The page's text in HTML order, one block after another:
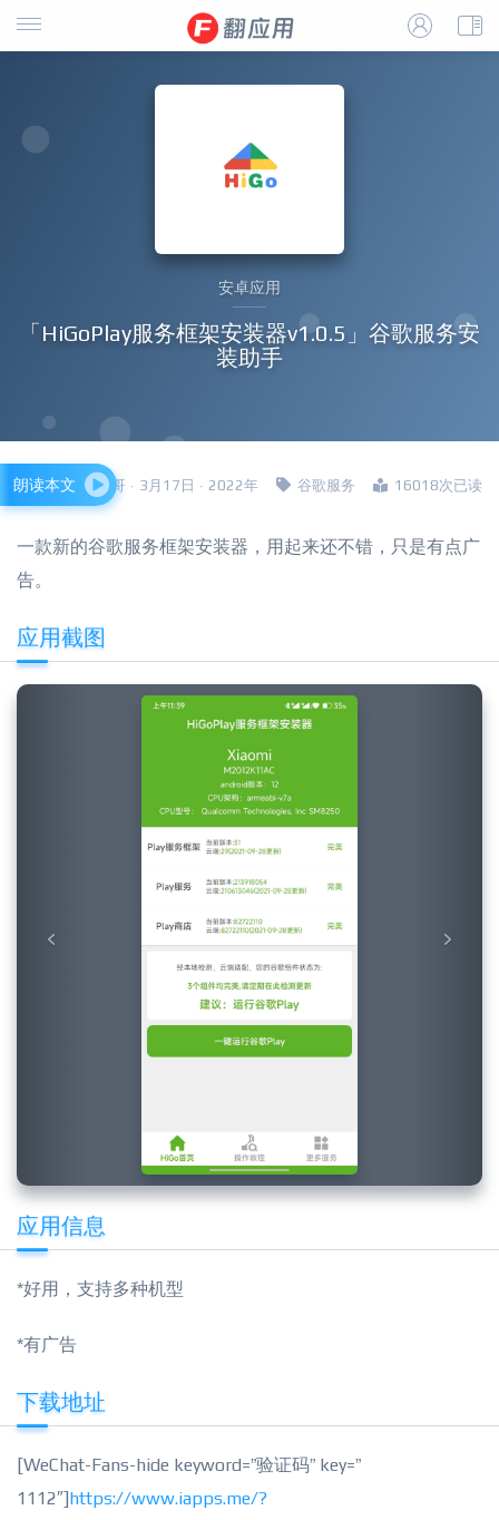
安卓应用
「HiGoPlay服务框架安装器v1.0.5」谷歌服务安
装助手
四哥 · 3月17日 · 2022年 谷歌服务 16018次已读
朗读本文
一款新的谷歌服务框架安装器，用起来还不错，只是有点广
告。
应用截图
Next
应用信息
*好用，支持多种机型
*有广告
下载地址
[WeChat-Fans-hide keyword=”验证码” key=”
1112″]https://www.iapps.me/?